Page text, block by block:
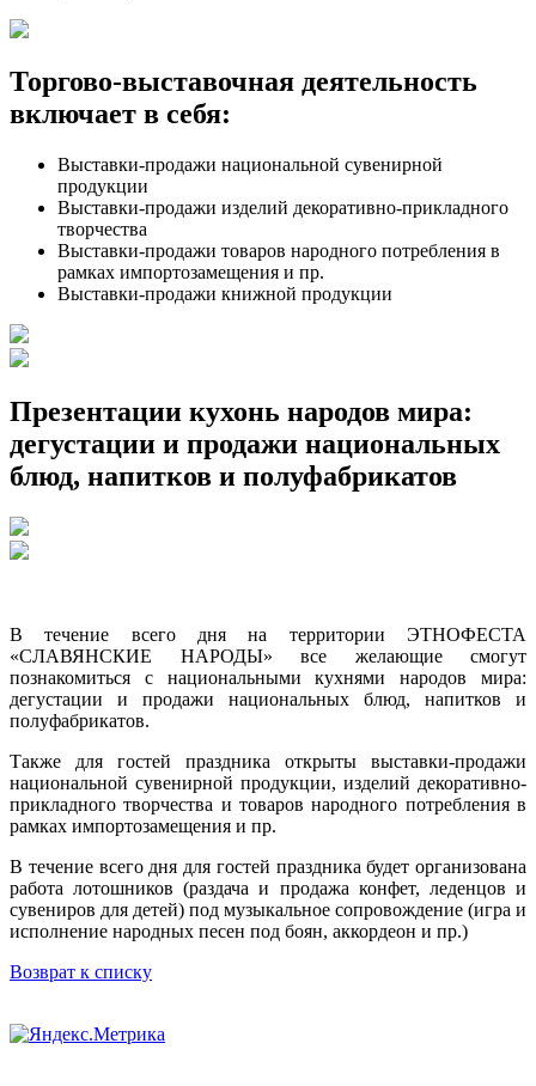
Торгово-выставочная деятельность
включает в себя:
Выставки-продажи национальной сувенирной
продукции
Выставки-продажи изделий декоративно-прикладного
творчества
Выставки-продажи товаров народного потребления в
рамках импортозамещения и пр.
Выставки-продажи книжной продукции
Презентации кухонь народов мира:
дегустации и продажи национальных
блюд, напитков и полуфабрикатов
В течение всего дня на территории ЭТНОФЕСТА
«СЛАВЯНСКИЕ НАРОДЫ» все желающие смогут
познакомиться с национальными кухнями народов мира:
дегустации и продажи национальных блюд, напитков и
полуфабрикатов.
Также для гостей праздника открыты выставки-продажи
национальной сувенирной продукции, изделий декоративно-
прикладного творчества и товаров народного потребления в
рамках импортозамещения и пр.
В течение всего дня для гостей праздника будет организована
работа лотошников (раздача и продажа конфет, леденцов и
сувениров для детей) под музыкальное сопровождение (игра и
исполнение народных песен под боян, аккордеон и пр.)
Возврат к списку